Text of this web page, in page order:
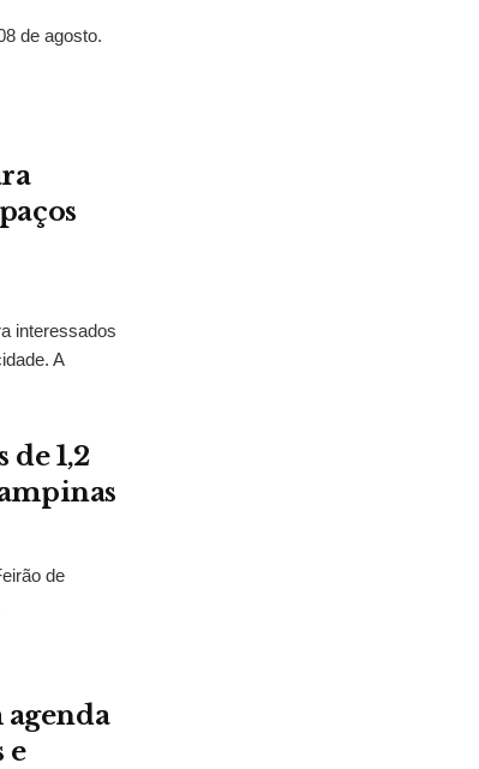
de agosto.
interessados
A
1,2
de
e